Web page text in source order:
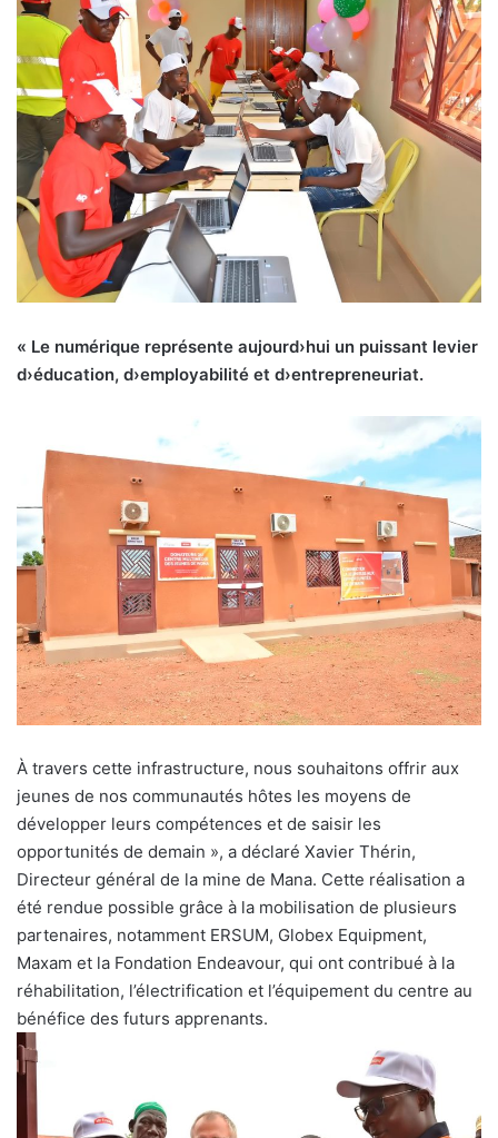
« Le numérique représente aujourd›hui un puissant levier
d›éducation, d›employabilité et d›entrepreneuriat.
À travers cette infrastructure, nous souhaitons offrir aux
jeunes de nos communautés hôtes les moyens de
développer leurs compétences et de saisir les
opportunités de demain », a déclaré Xavier Thérin,
Directeur général de la mine de Mana. Cette réalisation a
été rendue possible grâce à la mobilisation de plusieurs
partenaires, notamment ERSUM, Globex Equipment,
Maxam et la Fondation Endeavour, qui ont contribué à la
réhabilitation, l’électrification et l’équipement du centre au
bénéfice des futurs apprenants.